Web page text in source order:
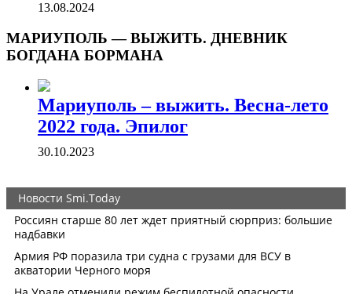
13.08.2024
МАРИУПОЛЬ — ВЫЖИТЬ. ДНЕВНИК
БОГДАНА БОРМАНА
Мариуполь – выжить. Весна-лето
2022 года. Эпилог
30.10.2023